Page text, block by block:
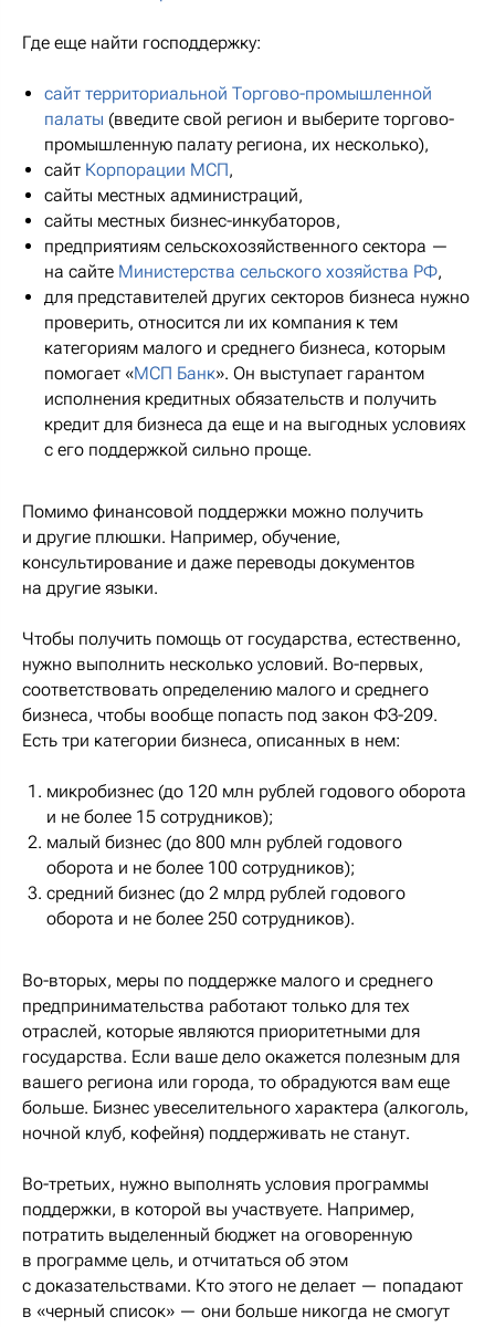
Где еще найти господдержку:
сайт территориальной Торгово-промышленной
палаты (введите свой регион и выберите торгово-
промышленную палату региона, их несколько),
сайт Корпорации МСП,
сайты местных администраций,
сайты местных бизнес-инкубаторов,
предприятиям сельскохозяйственного сектора —
на сайте Министерства сельского хозяйства РФ,
для представителей других секторов бизнеса нужно
проверить, относится ли их компания к тем
категориям малого и среднего бизнеса, которым
помогает «МСП Банк». Он выступает гарантом
исполнения кредитных обязательств и получить
кредит для бизнеса да еще и на выгодных условиях
с его поддержкой сильно проще.
Помимо финансовой поддержки можно получить
и другие плюшки. Например, обучение,
консультирование и даже переводы документов
на другие языки.
Чтобы получить помощь от государства, естественно,
нужно выполнить несколько условий. Во-первых,
соответствовать определению малого и среднего
бизнеса, чтобы вообще попасть под закон ФЗ-209.
Есть три категории бизнеса, описанных в нем:
микробизнес (до 120 млн рублей годового оборота
и не более 15 сотрудников);
малый бизнес (до 800 млн рублей годового
оборота и не более 100 сотрудников);
средний бизнес (до 2 млрд рублей годового
оборота и не более 250 сотрудников).
Во-вторых, меры по поддержке малого и среднего
предпринимательства работают только для тех
отраслей, которые являются приоритетными для
государства. Если ваше дело окажется полезным для
вашего региона или города, то обрадуются вам еще
больше. Бизнес увеселительного характера (алкоголь,
ночной клуб, кофейня) поддерживать не станут.
Во-третьих, нужно выполнять условия программы
поддержки, в которой вы участвуете. Например,
потратить выделенный бюджет на оговоренную
в программе цель, и отчитаться об этом
с доказательствами. Кто этого не делает — попадают
в «черный список» — они больше никогда не смогут